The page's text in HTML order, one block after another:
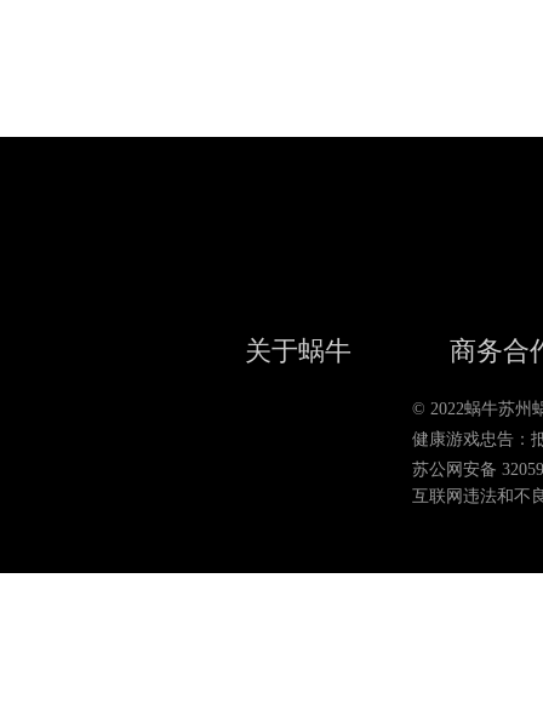
关于蜗牛 商务合
© 2022蜗牛苏州
健康游戏忠告：
苏公网安备
互联网违法和不